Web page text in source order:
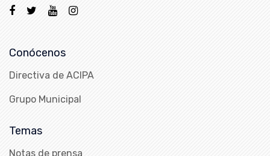
Conócenos
Directiva de ACIPA
Grupo Municipal
Temas
Notas de prensa